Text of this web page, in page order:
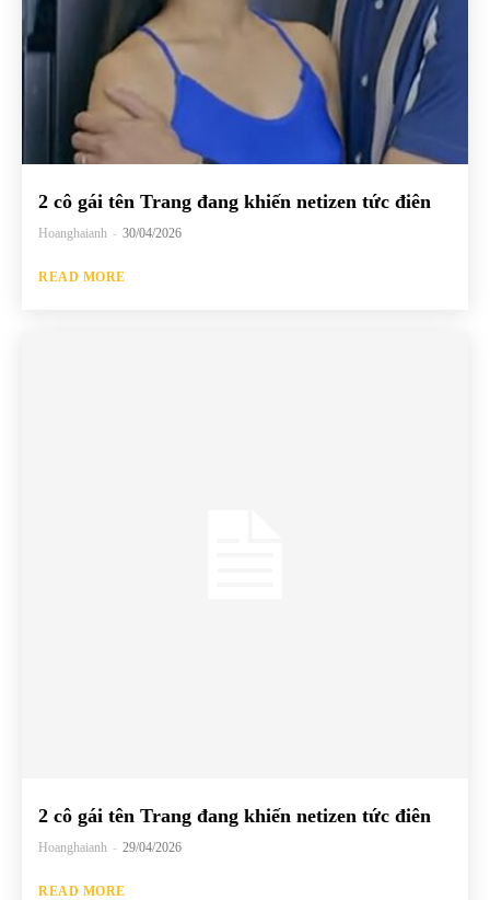
2 cô gái tên Trang đang khiến netizen tức điên
Hoanghaianh - 30/04/2026
READ MORE
2 cô gái tên Trang đang khiến netizen tức điên
Hoanghaianh - 29/04/2026
READ MORE